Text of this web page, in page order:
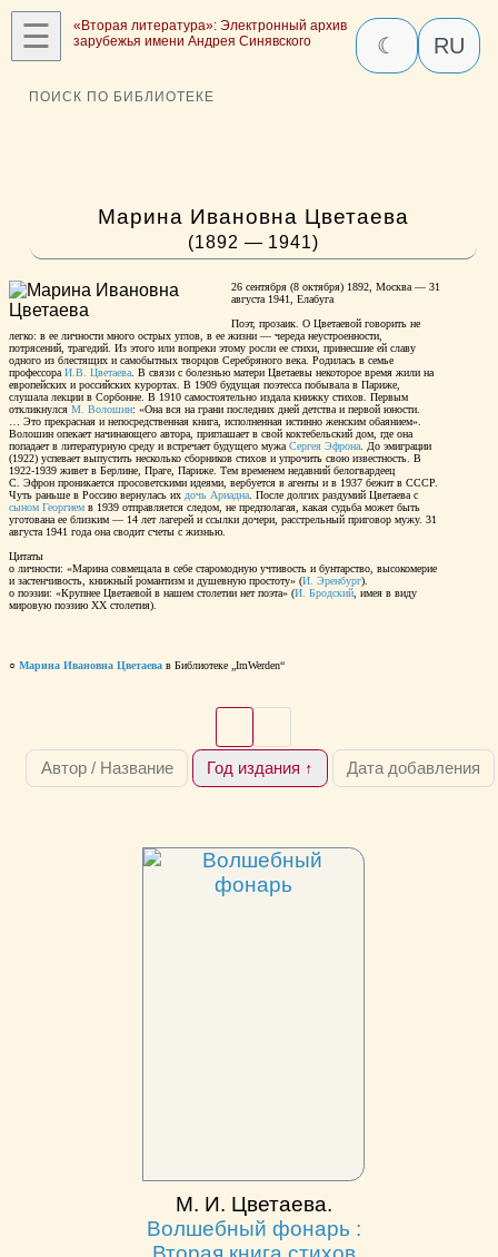
☰
«Вторая литература»: Электронный архив
зарубежья имени Андрея Синявского
☾ RU
ПОИСК ПО БИБЛИОТЕКЕ
Марина Ивановна Цветаева
(1892 — 1941)
26 сентября (8 октября) 1892, Москва — 31
августа 1941, Елабуга
Поэт, прозаик. О Цветаевой говорить не
легко: в ее личности много острых углов, в ее жизни — череда неустроенности,
потрясений, трагедий. Из этого или вопреки этому росли ее стихи, принесшие ей славу
одного из блестящих и самобытных творцов Серебряного века. Родилась в семье
профессораИ.В. Цветаева. В связи с болезнью матери Цветаевы некоторое время жили на
европейских и российских курортах. В 1909 будущая поэтесса побывала в Париже,
слушала лекции в Сорбонне. В 1910 самостоятельно издала книжку стихов. Первым
откликнулся М. Волошин: «Она вся на грани последних дней детства и первой юности.
… Это прекрасная и непосредственная книга, исполненная истинно женским обаянием».
Волошин опекает начинающего автора, приглашает в свой коктебельский дом, где она
попадает в литературную среду и встречает будущего мужаСергея Эфрона. До эмиграции
(1922) успевает выпустить несколько сборников стихов и упрочить свою известность. В
1922-1939 живет в Берлине, Праге, Париже. Тем временем недавний белогвардеец
С. Эфрон проникается просоветскими идеями, вербуется в агенты и в 1937 бежит в СССР.
Чуть раньше в Россию вернулась их дочь Ариадна. После долгих раздумий Цветаева с
сыном Георгием в 1939 отправляется следом, не предполагая, какая судьба может быть
уготована ее близким — 14 лет лагерей и ссылки дочери, расстрельный приговор мужу. 31
августа 1941 года она сводит счеты с жизнью.
Цитаты
о личности: «Марина совмещала в себе старомодную учтивость и бунтарство, высокомерие
и застенчивость, книжный романтизм и душевную простоту» (И. Эренбург).
о поэзии: «Крупнее Цветаевой в нашем столетии нет поэта» (И. Бродский, имея в виду
мировую поэзию ХХ столетия).
○ Марина Ивановна Цветаева в Библиотеке „ImWerden“
Автор / Название Год издания ↑ Дата добавления
М. И. Цветаева.
Волшебный фонарь :